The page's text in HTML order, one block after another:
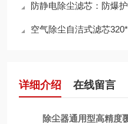
防静电除尘滤芯：防爆护
空气除尘自洁式滤芯
详细介绍 在线留言
除尘器通用型高精度